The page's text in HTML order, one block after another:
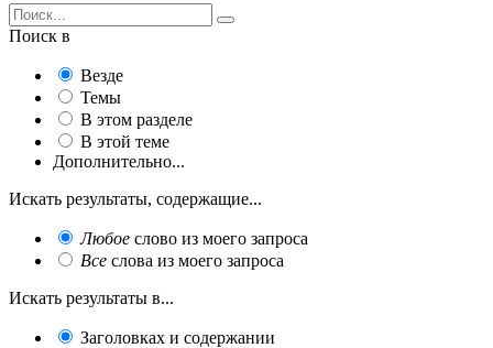
Поиск в
Везде
Темы
В этом разделе
В этой теме
Дополнительно...
Искать результаты, содержащие...
Любое слово из моего запроса
Все слова из моего запроса
Искать результаты в...
Заголовках и содержании